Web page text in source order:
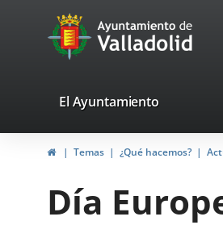
Portal
Web
Ayuntamiento
de
Valladolid
valladolid.es
El Ayuntamiento
InicioTemas ¿Qué hacemos?
Día